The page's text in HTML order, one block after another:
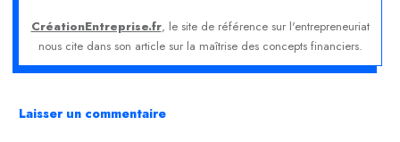
CréationEntreprise.fr, le site de référence sur l'entrepreneuriat
nous cite dans son article sur la maîtrise des concepts financiers.
Laisser un commentaire